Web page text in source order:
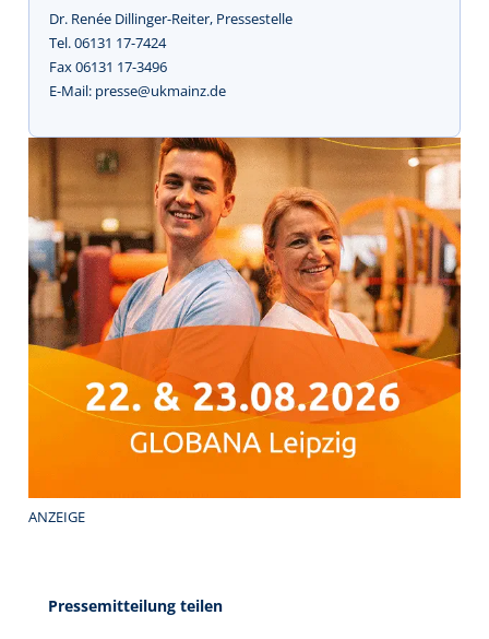
Dr. Renée Dillinger-Reiter, Pressestelle
Tel. 06131 17-7424
Fax 06131 17-3496
E-Mail: presse@ukmainz.de
ANZEIGE
Pressemitteilung teilen